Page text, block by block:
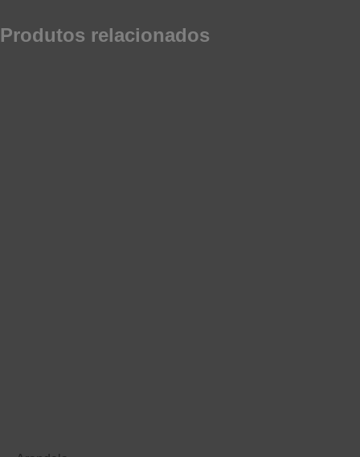
Produtos relacionados